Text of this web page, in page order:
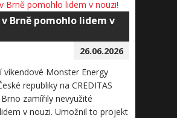
Brně pomohlo lidem v
26.06.2026
víkendové Monster Energy
republiky na CREDITAS
zamířily nevyužité
v nouzi. Umožnil to projekt